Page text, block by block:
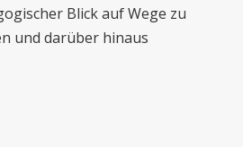
Blick auf Wege zu
und darüber hinaus